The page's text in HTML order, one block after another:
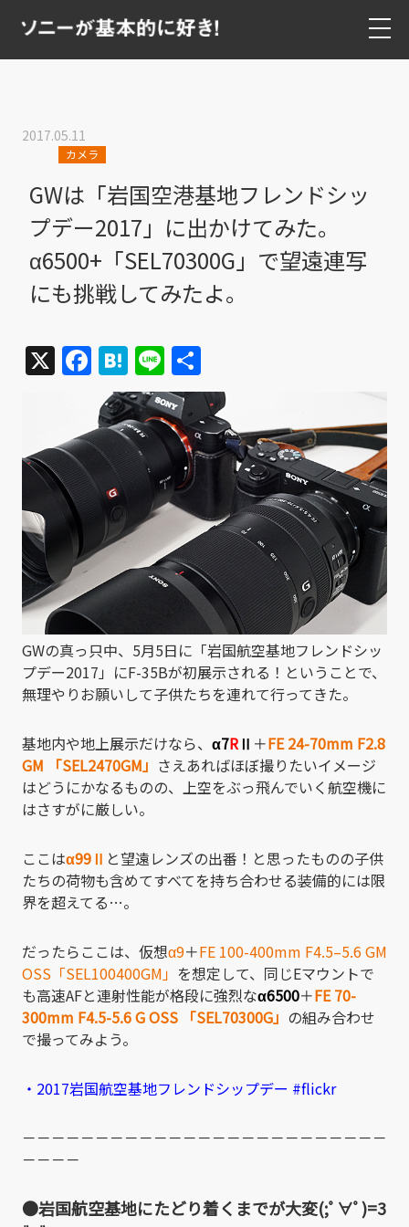
2017.05.11
カメラ
GWは「岩国空港基地フレンドシッ
プデー2017」に出かけてみた。
α6500+「SEL70300G」で望遠連写
にも挑戦してみたよ。
X Facebook
Hatena
Line
有
GWの真っ只中、5月5日に「岩国航空基地フレンドシッ
プデー2017」にF-35Bが初展示される！ということで、
無理やりお願いして子供たちを連れて行ってきた。
基地内や地上展示だけなら、 α7RⅡ ＋FE 24-70mm F2.8
GM 「SEL2470GM」 さえあればほぼ撮りたいイメージ
はどうにかなるものの、上空をぶっ飛んでいく航空機に
はさすがに厳しい。
ここはα99Ⅱ と望遠レンズの出番！と思ったものの子供
たちの荷物も含めてすべてを持ち合わせる装備的には限
界を超えてる…。
だったらここは、仮想α9＋FE 100-400mm F4.5–5.6 GM
OSS「SEL100400GM」 を想定して、同じEマウントで
も高速AFと連射性能が格段に強烈なα6500＋FE 70-
300mm F4.5-5.6 G OSS 「SEL70300G」 の組み合わせ
で撮ってみよう。
・2017岩国航空基地フレンドシップデー #flickr
－－－－－－－－－－－－－－－－－－－－－－－－－
－－－－
●岩国航空基地にたどり着くまでが大変(;ﾟ∀ﾟ)=3